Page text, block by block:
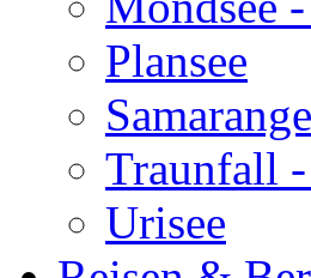
Plansee
Traunfall
Urisee